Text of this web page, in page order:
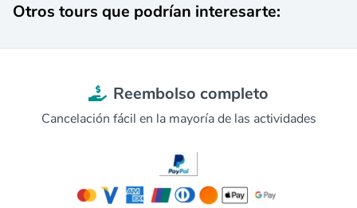
Otros tours que podrían interesarte:
Reembolso completo
Cancelación fácil en la mayoría de las actividades